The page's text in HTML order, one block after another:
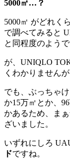
5000㎡… ？
5000㎡ がどれく
で調べてみると
と同程度のようで
が、UNIQLO
くわかりません
でも、ぶっちゃ
か15万㎡とか、
かあるため、ま
ざいました。
いずれにしろ
ドですね。